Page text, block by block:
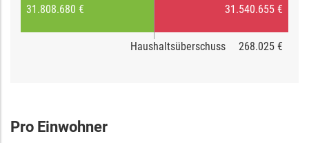
31.808.680 € 31.540.655 €
Haushaltsüberschuss 268.025 €
Pro Einwohner